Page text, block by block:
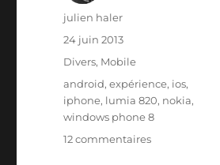
Auteur
julien haler
Publié
le
24 juin 2013
Catégories
Divers, Mobile
Étiquettes
android,expérience, ios,
iphone, lumia 820, nokia,
windows phone 8
12 commentairessur